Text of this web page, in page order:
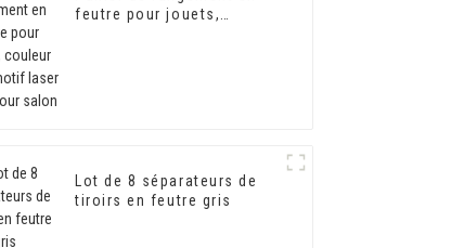
feutre pour jouets,
Lot de 8 séparateurs de
tiroirs en feutre gris